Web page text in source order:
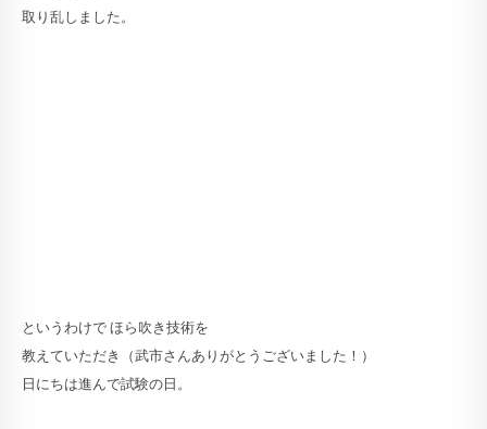
取り乱しました。
というわけで ほら吹き技術を
教えていただき（武市さんありがとうございました！）
日にちは進んで試験の日。